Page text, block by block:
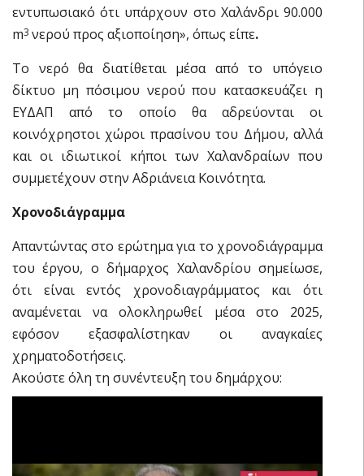
εντυπωσιακό ότι υπάρχουν στο Χαλάνδρι 90.000
m3 νερού προς αξιοποίηση», όπως είπε.
Το νερό θα διατίθεται μέσα από το υπόγειο
δίκτυο μη πόσιμου νερού που κατασκευάζει η
ΕΥΔΑΠ από το οποίο θα αδρεύονται οι
κοινόχρηστοι χώροι πρασίνου του Δήμου, αλλά
και οι ιδιωτικοί κήποι των Χαλανδραίων που
συμμετέχουν στην Αδριάνεια Κοινότητα.
Χρονοδιάγραμμα
Απαντώντας στο ερώτημα για το χρονοδιάγραμμα
του έργου, ο δήμαρχος Χαλανδρίου σημείωσε,
ότι είναι εντός χρονοδιαγράμματος και ότι
αναμένεται να ολοκληρωθεί μέσα στο 2025,
εφόσον εξασφαλίστηκαν οι αναγκαίες
χρηματοδοτήσεις.
Ακούστε όλη τη συνέντευξη του δημάρχου: